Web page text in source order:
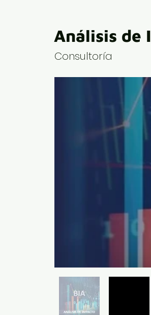
Análisis de
Consultoría